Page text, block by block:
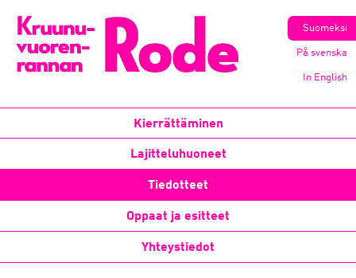
Suomeksi
På svenska
In English
Kierrättäminen
Lajitteluhuoneet
Tiedotteet
Oppaat ja esitteet
Yhteystiedot